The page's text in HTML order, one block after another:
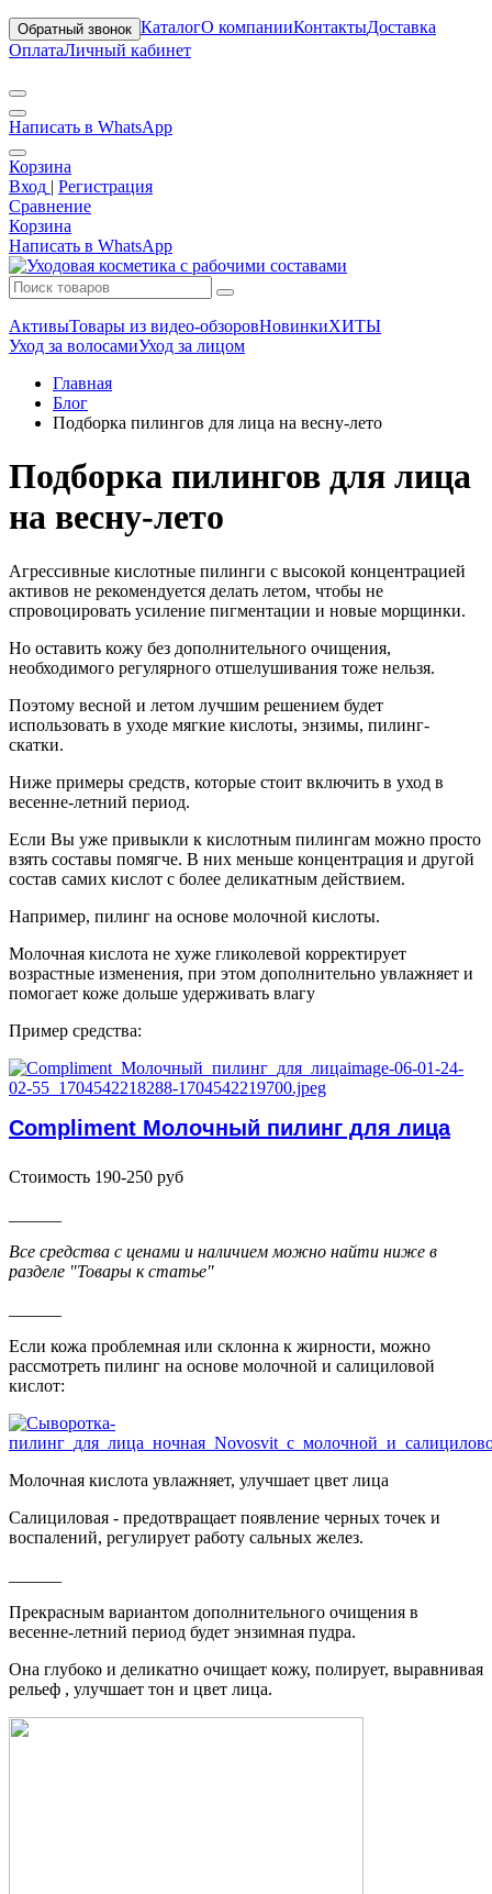
Обратный звонок КаталогО компанииКонтактыДоставка
ОплатаЛичный кабинет
Написать в WhatsApp
Корзина
Вход | Регистрация
Сравнение
Корзина
Написать в WhatsApp
АктивыТовары из видео-обзоровНовинкиХИТЫ
Уход за волосамиУход за лицом
Главная
Блог
Подборка пилингов для лица на весну-лето
Подборка пилингов для лица
на весну-лето
Агрессивные кислотные пилинги с высокой концентрацией
активов не рекомендуется делать летом, чтобы не
спровоцировать усиление пигментации и новые морщинки.
Но оставить кожу без дополнительного очищения,
необходимого регулярного отшелушивания тоже нельзя.
Поэтому весной и летом лучшим решением будет
использовать в уходе мягкие кислоты, энзимы, пилинг-
скатки.
Ниже примеры средств, которые стоит включить в уход в
весенне-летний период.
Если Вы уже привыкли к кислотным пилингам можно просто
взять составы помягче. В них меньше концентрация и другой
состав самих кислот с более деликатным действием.
Например, пилинг на основе молочной кислоты.
Молочная кислота не хуже гликолевой корректирует
возрастные изменения, при этом дополнительно увлажняет и
помогает коже дольше удерживать влагу
Пример средства:
Compliment Молочный пилинг для лица
Стоимость 190-250 руб
Все средства с ценами и наличием можно найти ниже в
разделе "Товары к статье"
Если кожа проблемная или склонна к жирности, можно
рассмотреть пилинг на основе молочной и салициловой
кислот:
Молочная кислота увлажняет, улучшает цвет лица
Салициловая - предотвращает появление черных точек и
воспалений, регулирует работу сальных желез.
Прекрасным вариантом дополнительного очищения в
весенне-летний период будет энзимная пудра.
Она глубоко и деликатно очищает кожу, полирует, выравнивая
рельеф , улучшает тон и цвет лица.